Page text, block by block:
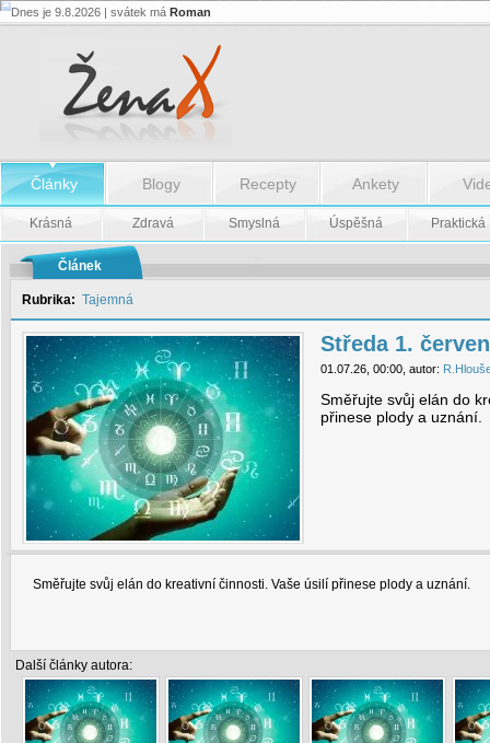
Středa
Dnes je 9.8.2026 | svátek má Roman
Články Blogy Recepty Ankety
Krásná Zdravá Smyslná Úspěšná Praktická
Článek
Rubrika: Tajemná
Středa 1.
01.07.26, 00:00, autor:
Směřujte svůj elán do
přinese plody a uznání.
Směřujte svůj elán do kreativní činnosti. Vaše úsilí přinese plody a uznání.
Další články autora: